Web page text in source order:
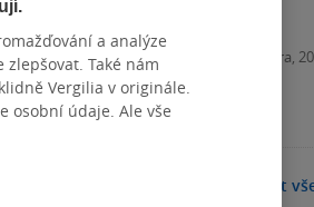
Kniha, Metafora,
Zobrazit
a analýze
Také nám
Vergilia v originále.
osobní údaje. Ale vše